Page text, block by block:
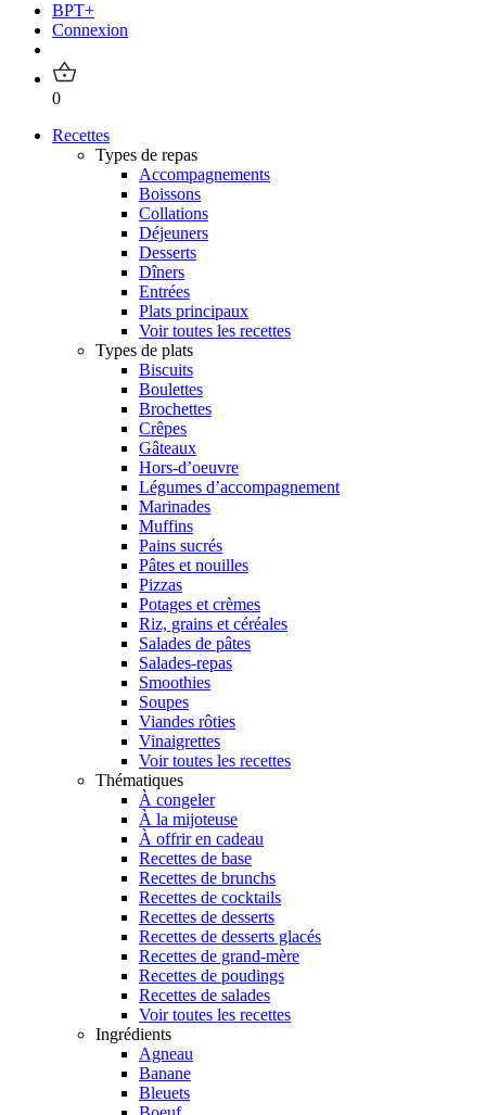
BPT+
Connexion
0
Recettes
Types de repas
Accompagnements
Boissons
Collations
Déjeuners
Desserts
Dîners
Entrées
Plats principaux
Voir toutes les recettes
Types de plats
Biscuits
Boulettes
Brochettes
Crêpes
Gâteaux
Hors-d’oeuvre
Légumes d’accompagnement
Marinades
Muffins
Pains sucrés
Pâtes et nouilles
Pizzas
Potages et crèmes
Riz, grains et céréales
Salades de pâtes
Salades-repas
Smoothies
Soupes
Viandes rôties
Vinaigrettes
Voir toutes les recettes
Thématiques
À congeler
À la mijoteuse
À offrir en cadeau
Recettes de base
Recettes de brunchs
Recettes de cocktails
Recettes de desserts
Recettes de desserts glacés
Recettes de grand-mère
Recettes de poudings
Recettes de salades
Voir toutes les recettes
Ingrédients
Agneau
Banane
Bleuets